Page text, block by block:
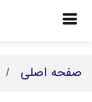
صفحه اصلی